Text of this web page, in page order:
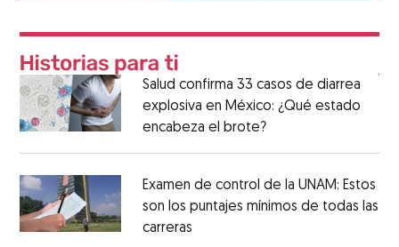
Salud confirma 33 casos de diarrea
explosiva en México: ¿Qué estado
encabeza el brote?
Examen de control de la UNAM: Estos
son los puntajes mínimos de todas las
carreras